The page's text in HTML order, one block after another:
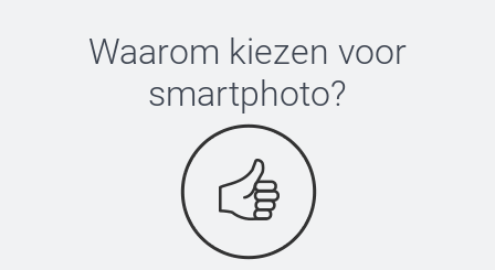
Waarom kiezen voor
smartphoto?